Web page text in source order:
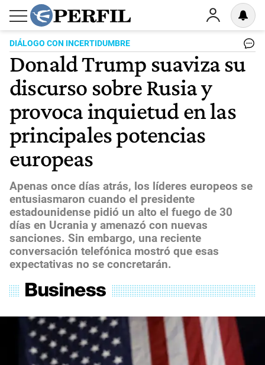
DIÁLOGO CON INCERTIDUMBRE
Donald Trump suaviza su
discurso sobre Rusia y
provoca inquietud en las
principales potencias
europeas
Apenas once días atrás, los líderes europeos se
entusiasmaron cuando el presidente
estadounidense pidió un alto el fuego de 30
días en Ucrania y amenazó con nuevas
sanciones. Sin embargo, una reciente
conversación telefónica mostró que esas
expectativas no se concretarán.